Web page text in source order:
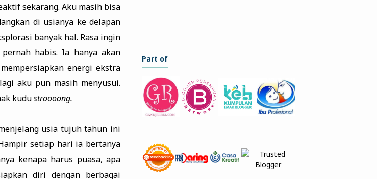
sekarang. Aku masih bisa
di usianya ke delapan
banyak hal. Rasa ingin
habis. Ia hanya akan
energi ekstra
aku pun masih menyusui.
kudustroooong.
usia tujuh tahun ini
setiap hari ia bertanya
kenapa harus puasa, apa
diri dengan berbagai
Part of